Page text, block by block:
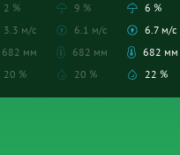
2 %
3.3 м/с
682 мм
20 %
9 %
6.1 м/с
682 мм
20 %
6 %
6.7 м/с
682 мм
22 %